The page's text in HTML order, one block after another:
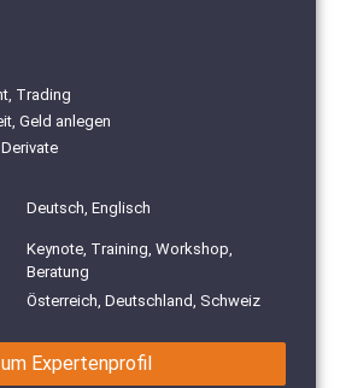
Trading
Geld anlegen
Deutsch, Englisch
Keynote, Training, Workshop,
Beratung
Österreich, Deutschland, Schweiz
Expertenprofil